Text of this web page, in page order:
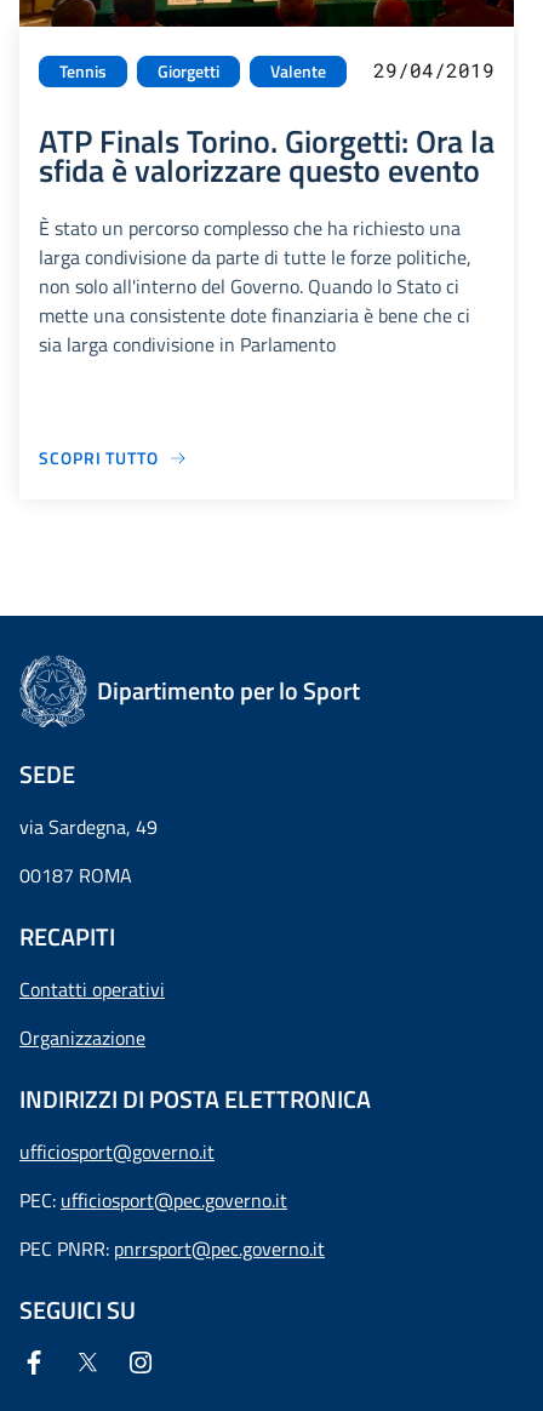
Tennis Giorgetti Valente 29/04/2019
ATP Finals Torino. Giorgetti: Ora la
sfida è valorizzare questo evento
È stato un percorso complesso che ha richiesto una
larga condivisione da parte di tutte le forze politiche,
non solo all'interno del Governo. Quando lo Stato ci
mette una consistente dote finanziaria è bene che ci
sia larga condivisione in Parlamento
SCOPRI TUTTO
Dipartimento per lo Sport
SEDE
via Sardegna, 49
00187 ROMA
RECAPITI
Contatti operativi
Organizzazione
INDIRIZZI DI POSTA ELETTRONICA
ufficiosport@governo.it
PEC: ufficiosport@pec.governo.it
PEC PNRR: pnrrsport@pec.governo.it
SEGUICI SU